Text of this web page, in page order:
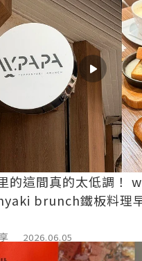
的這間真的太低調！
brunch鐵板料理
2026.06.05